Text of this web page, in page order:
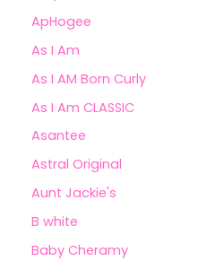
ApHogee
As I Am
As I AM Born Curly
As I Am CLASSIC
Asantee
Astral Original
Aunt Jackie's
B white
Baby Cheramy